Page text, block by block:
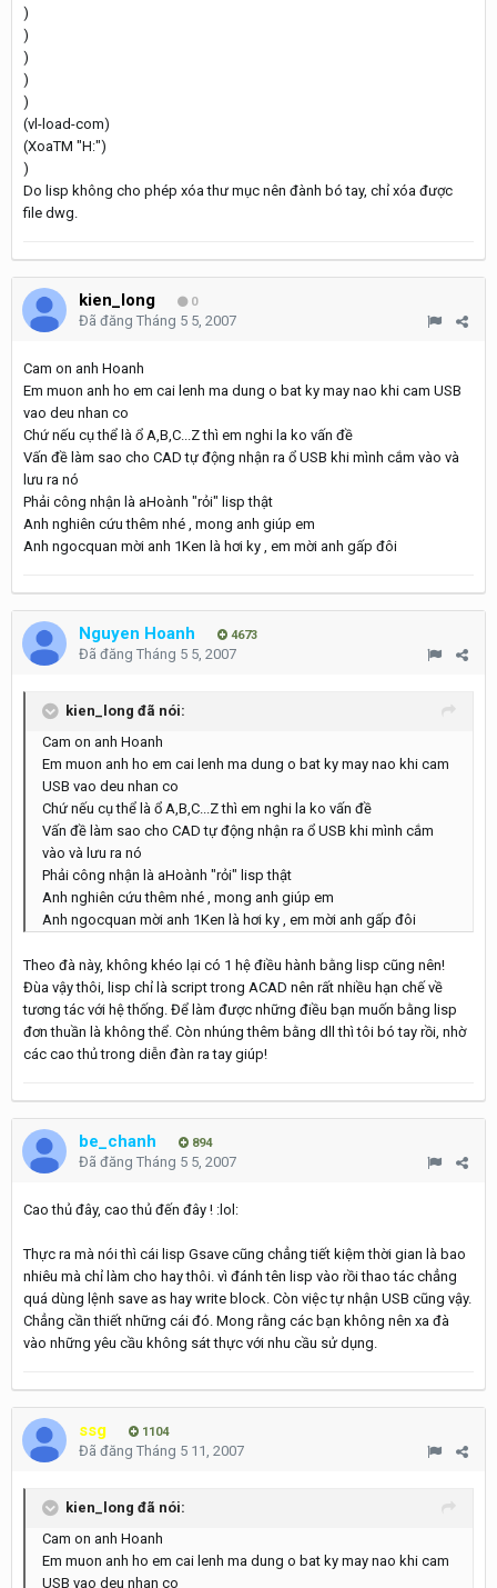
)
)
)
)
)
(vl-load-com)
(XoaTM "H:")
)
Do lisp không cho phép xóa thư mục nên đành bó tay, chỉ xóa được
file dwg.
kien_long 0
Đã đăng Tháng 5 5, 2007
Cam on anh Hoanh
Em muon anh ho em cai lenh ma dung o bat ky may nao khi cam USB
vao deu nhan co
Chứ nếu cụ thể là ổ A,B,C...Z thì em nghi la ko vấn đề
Vấn đề làm sao cho CAD tự động nhận ra ổ USB khi mình cắm vào và
lưu ra nó
Phải công nhận là aHoành "rỏi" lisp thật
Anh nghiên cứu thêm nhé , mong anh giúp em
Anh ngocquan mời anh 1Ken là hơi ky , em mời anh gấp đôi
Nguyen Hoanh 4673
Đã đăng Tháng 5 5, 2007
kien_long đã nói:
Cam on anh Hoanh
Em muon anh ho em cai lenh ma dung o bat ky may nao khi cam
USB vao deu nhan co
Chứ nếu cụ thể là ổ A,B,C...Z thì em nghi la ko vấn đề
Vấn đề làm sao cho CAD tự động nhận ra ổ USB khi mình cắm
vào và lưu ra nó
Phải công nhận là aHoành "rỏi" lisp thật
Anh nghiên cứu thêm nhé , mong anh giúp em
Anh ngocquan mời anh 1Ken là hơi ky , em mời anh gấp đôi
Theo đà này, không khéo lại có 1 hệ điều hành bằng lisp cũng nên!
Đùa vậy thôi, lisp chỉ là script trong ACAD nên rất nhiều hạn chế về
tương tác với hệ thống. Để làm được những điều bạn muốn bằng lisp
đơn thuần là không thể. Còn nhúng thêm bằng dll thì tôi bó tay rồi, nhờ
các cao thủ trong diễn đàn ra tay giúp!
be_chanh 894
Đã đăng Tháng 5 5, 2007
Cao thủ đây, cao thủ đến đây ! :lol:
Thực ra mà nói thì cái lisp Gsave cũng chẳng tiết kiệm thời gian là bao
nhiêu mà chỉ làm cho hay thôi. vì đánh tên lisp vào rồi thao tác chẳng
quá dùng lệnh save as hay write block. Còn việc tự nhận USB cũng vậy.
Chẳng cần thiết những cái đó. Mong rằng các bạn không nên xa đà
vào những yêu cầu không sát thực với nhu cầu sử dụng.
ssg 1104
Đã đăng Tháng 5 11, 2007
kien_long đã nói:
Cam on anh Hoanh
Em muon anh ho em cai lenh ma dung o bat ky may nao khi cam
USB vao deu nhan co